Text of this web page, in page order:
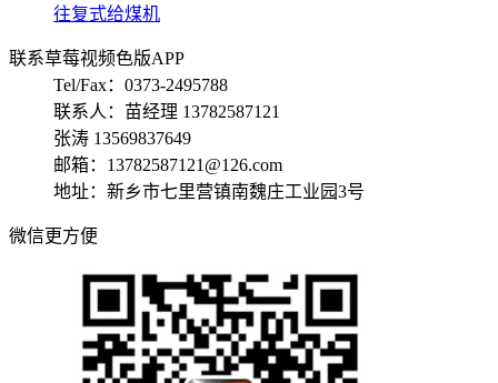
往复式给煤机
联系草莓视频色版APP
Tel/Fax：0373-2495788
联系人：苗经理 13782587121
张涛 13569837649
邮箱：13782587121@126.com
地址：新乡市七里营镇南魏庄工业园3号
微信更方便